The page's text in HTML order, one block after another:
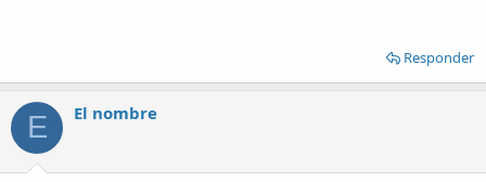
Responder
E El nombre